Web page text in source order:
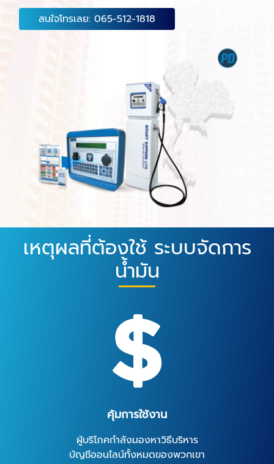
สนใจโทรเลย: 065-512-1818
เหตุผลที่ต้องใช้ ระบบจัดการ
น้ำมัน
คุ้มการใช้งาน
ผู้บริโภคกำลังมองหาวิธีบริหาร
บัญชีออนไลน์ทั้งหมดของพวกเขา